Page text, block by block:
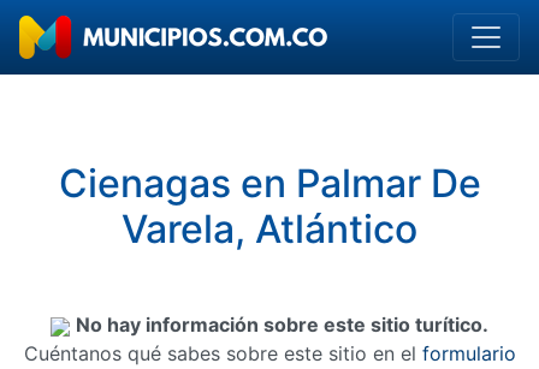
Cienagas en Palmar De
Varela, Atlántico
No hay información sobre este sitio turítico.
Cuéntanos qué sabes sobre este sitio en el formulario